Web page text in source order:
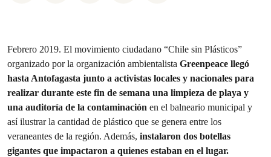
Febrero 2019. El movimiento ciudadano “Chile sin Plásticos”
organizado por la organización ambientalista Greenpeace llegó
hasta Antofagasta junto a activistas locales y nacionales para
realizar durante este fin de semana una limpieza de playa y
una auditoría de la contaminación en el balneario municipal y
así ilustrar la cantidad de plástico que se genera entre los
veraneantes de la región. Además, instalaron dos botellas
gigantes que impactaron a quienes estaban en el lugar.